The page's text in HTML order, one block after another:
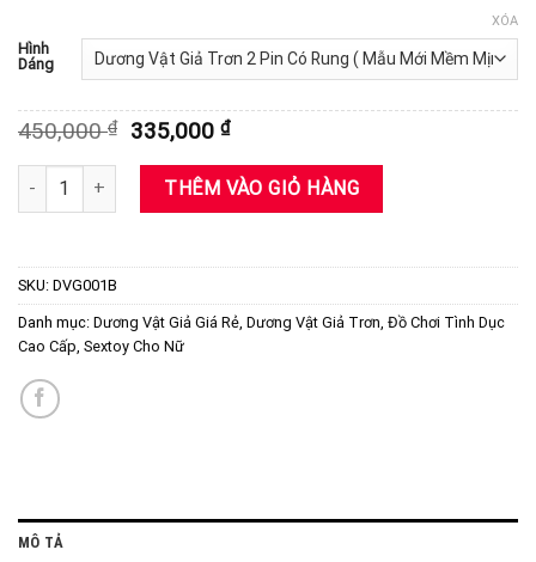
Hình
Dáng
XÓA
450,000₫
Giá
450,000 ₫.
335,000 ₫Giá
tại
là:
335,000 ₫.
Dương Vật Giả Trơn 2 Pin Lybaile Có Rung số lượng
THÊM VÀO GIỎ HÀNG
SKU: DVG001B
Danh mục: Dương Vật Giả Giá Rẻ Dương Vật Giả Trơn Đồ Chơi Tình Dục
Cao Cấp Sextoy Cho Nữ
MÔ TẢ